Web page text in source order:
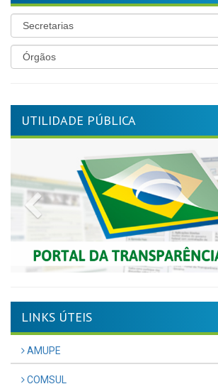
UTILIDADE PÚBLICA
Previous
LINKS ÚTEIS
AMUPE
COMSUL